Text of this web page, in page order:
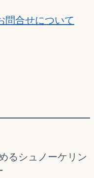
問合せについて
るシュノーケリン